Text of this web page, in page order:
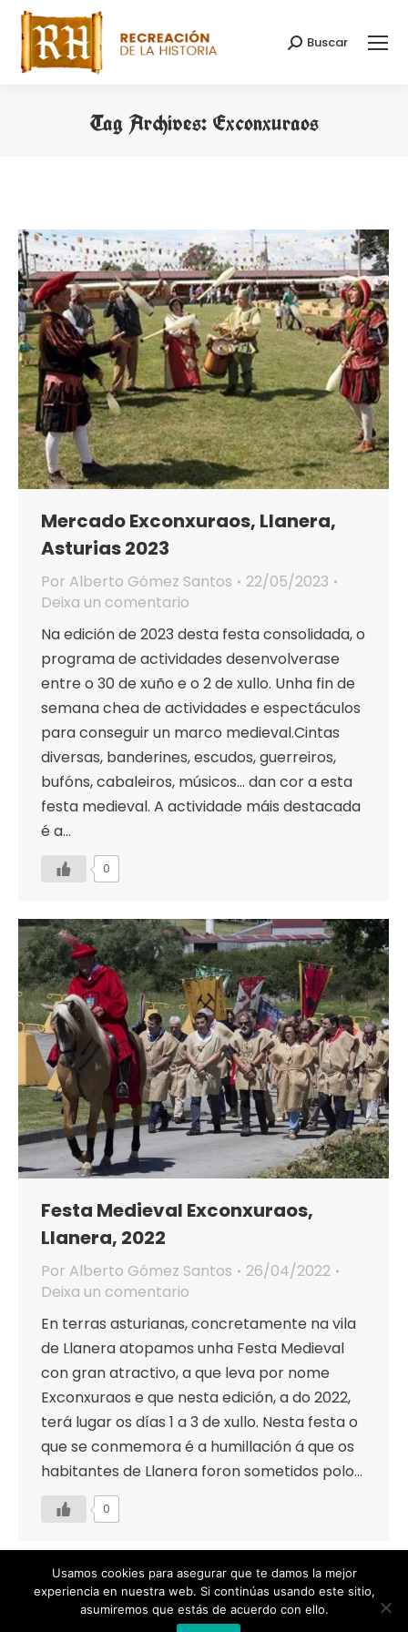
Search:
Buscar
Tag Archives: Exconxuraos
Mercado Exconxuraos, Llanera,
Asturias 2023
Por Alberto Gómez Santos
22/05/2023
Deixa un comentario
Na edición de 2023 desta festa consolidada, o
programa de actividades desenvolverase
entre o 30 de xuño e o 2 de xullo. Unha fin de
semana chea de actividades e espectáculos
para conseguir un marco medieval.Cintas
diversas, banderines, escudos, guerreiros,
bufóns, cabaleiros, músicos… dan cor a esta
festa medieval. A actividade máis destacada
é a…
0
Festa Medieval Exconxuraos,
Llanera, 2022
Por Alberto Gómez Santos
26/04/2022
Deixa un comentario
En terras asturianas, concretamente na vila
de Llanera atopamos unha Festa Medieval
con gran atractivo, a que leva por nome
Exconxuraos e que nesta edición, a do 2022,
terá lugar os días 1 a 3 de xullo. Nesta festa o
que se conmemora é a humillación á que os
habitantes de Llanera foron sometidos polo…
0
Usamos cookies para asegurar que te damos la mejor
experiencia en nuestra web. Si continúas usando este sitio,
asumiremos que estás de acuerdo con ello.